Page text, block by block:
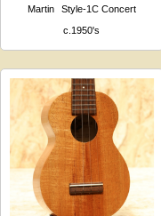
Martin
Style-1C Concert
c.1950's